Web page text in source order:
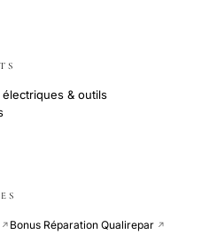
& outils
↗ Bonus Réparation Qualirepar ↗